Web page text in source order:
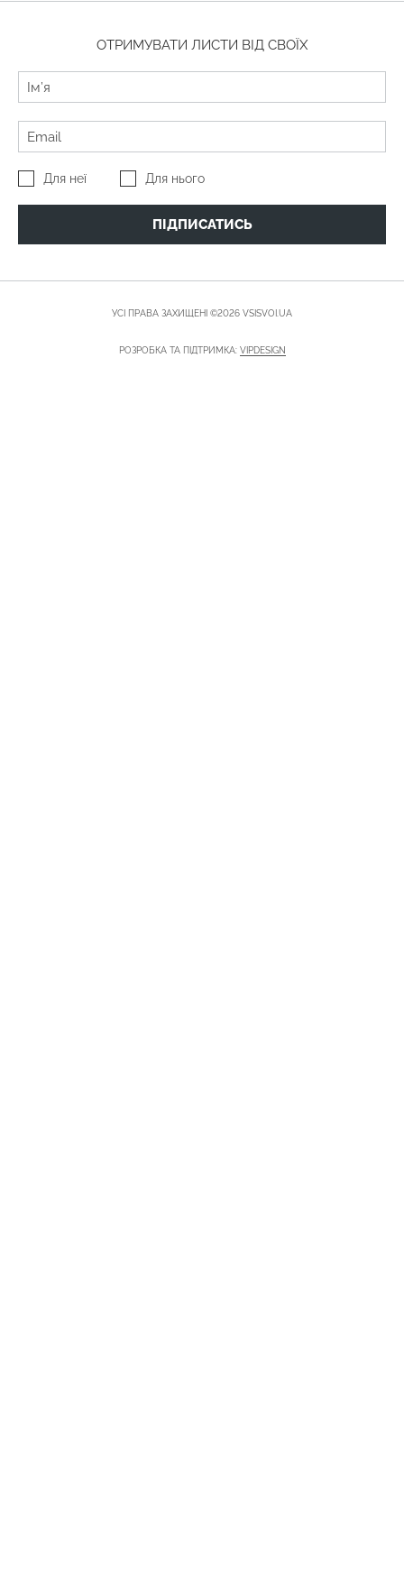
ОТРИМУВАТИ ЛИСТИ ВІД СВОЇХ
Для неї Для нього
ПІДПИСАТИСЬ
УСІ ПРАВА ЗАХИЩЕНІ ©2026 VSISVOI.UA
РОЗРОБКА ТА ПІДТРИМКА: VIPDESIGN